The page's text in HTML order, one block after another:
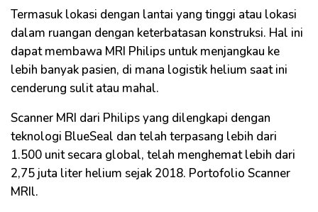
Termasuk lokasi dengan lantai yang tinggi atau lokasi
dalam ruangan dengan keterbatasan konstruksi. Hal ini
dapat membawa MRI Philips untuk menjangkau ke
lebih banyak pasien, di mana logistik helium saat ini
cenderung sulit atau mahal.
Scanner MRI dari Philips yang dilengkapi dengan
teknologi BlueSeal dan telah terpasang lebih dari
1.500 unit secara global, telah menghemat lebih dari
2,75 juta liter helium sejak 2018. Portofolio Scanner
MRIl.